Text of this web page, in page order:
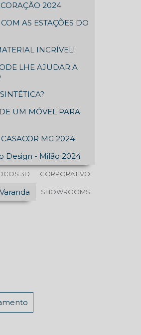
Varanda SHOWROOMS
3D CORPORATIVO
2024
AS ESTAÇÕES DO
INCRÍVEL!
LHE AJUDAR A
UM MÓVEL PARA
MG 2024
Design - Milão 2024